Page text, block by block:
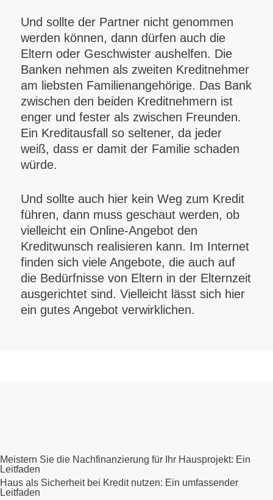
Und sollte der Partner nicht genommen
werden können, dann dürfen auch die
Eltern oder Geschwister aushelfen. Die
Banken nehmen als zweiten Kreditnehmer
am liebsten Familienangehörige. Das Bank
zwischen den beiden Kreditnehmern ist
enger und fester als zwischen Freunden.
Ein Kreditausfall so seltener, da jeder
weiß, dass er damit der Familie schaden
würde.
Und sollte auch hier kein Weg zum Kredit
führen, dann muss geschaut werden, ob
vielleicht ein Online-Angebot den
Kreditwunsch realisieren kann. Im Internet
finden sich viele Angebote, die auch auf
die Bedürfnisse von Eltern in der Elternzeit
ausgerichtet sind. Vielleicht lässt sich hier
ein gutes Angebot verwirklichen.
Meistern Sie die Nachfinanzierung für Ihr Hausprojekt: Ein
Leitfaden
Haus als Sicherheit bei Kredit nutzen: Ein umfassender
Leitfaden